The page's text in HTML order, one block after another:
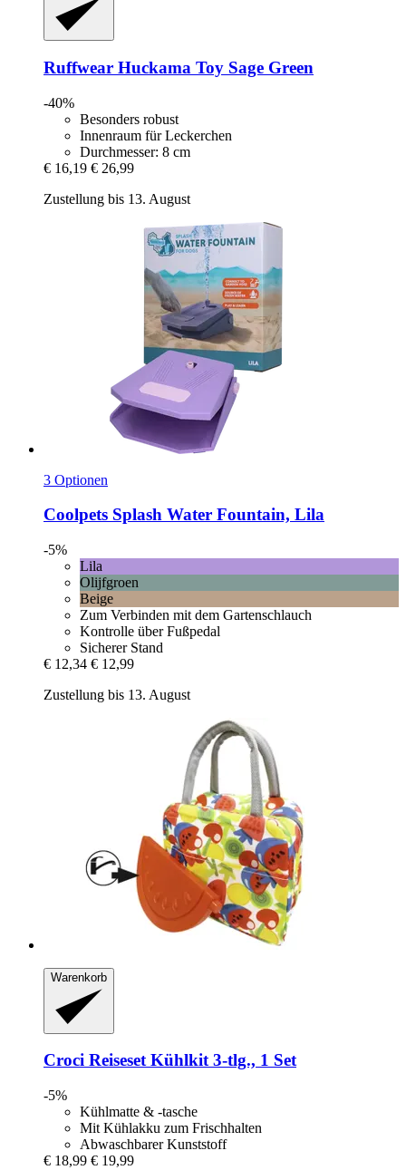
Ruffwear Huckama Toy Sage Green
-40%
Besonders robust
Innenraum für Leckerchen
Durchmesser: 8 cm
€ 16,19 € 26,99
Zustellung bis 13. August
3 Optionen
Coolpets Splash Water Fountain, Lila
-5%
Lila
Olijfgroen
Beige
Zum Verbinden mit dem Gartenschlauch
Kontrolle über Fußpedal
Sicherer Stand
€ 12,34 € 12,99
Zustellung bis 13. August
Warenkorb
Croci Reiseset Kühlkit 3-​tlg., 1 Set
-5%
Kühlmatte & -tasche
Mit Kühlakku zum Frischhalten
Abwaschbarer Kunststoff
€ 18,99 € 19,99